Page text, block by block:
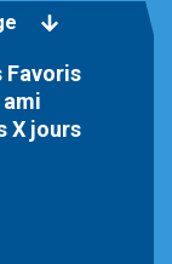
Favoris
X jours